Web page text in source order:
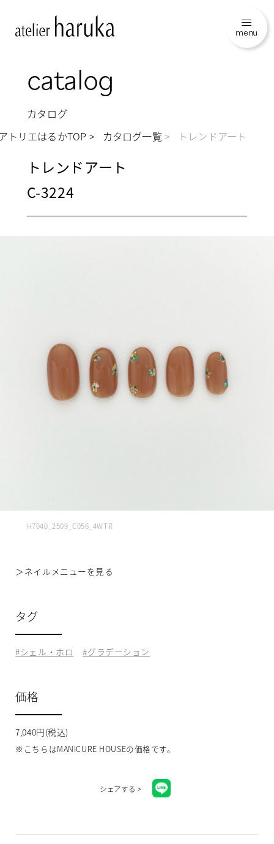
menu
catalog
カタログ
トリエはるかTOP
カタログ一覧 トレンドアート
トレンドアート
C-3224
H7040_2509_C056_4WTR
＞ ネイルメニューを見る
タグ
シェル・ホロ グラデーション
価格
7,040円(税込)
※こちらはMANICURE HOUSEの価格です。
シェアする >